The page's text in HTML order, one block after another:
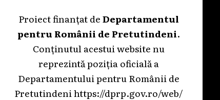
Proiect finanțat deDepartamentul
pentru Românii de Pretutindeni.
Conținutul acestui website nu
reprezintă poziția oficială a
Departamentului pentru Românii de
Pretutindenihttps://dprp.gov.ro/web/